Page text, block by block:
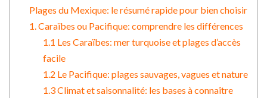
Plages du Mexique: le résumé rapide pour bien choisir
1. Caraïbes ou Pacifique: comprendre les différences
1.1 Les Caraïbes: mer turquoise et plages d’accès
facile
1.2 Le Pacifique: plages sauvages, vagues et nature
1.3 Climat et saisonnalité: les bases à connaître